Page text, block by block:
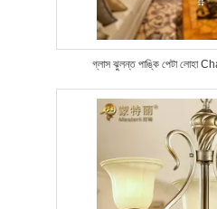
গ্লাস ঝুলন্ত পাঙ্কি পেটা লোহা